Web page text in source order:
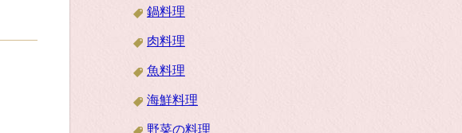
鍋料理
肉料理
魚料理
海鮮料理
野菜の料理